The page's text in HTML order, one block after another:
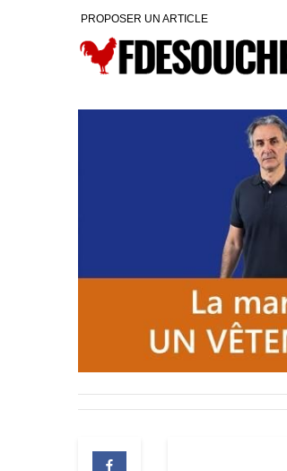
PROPOSER UN ARTICLE